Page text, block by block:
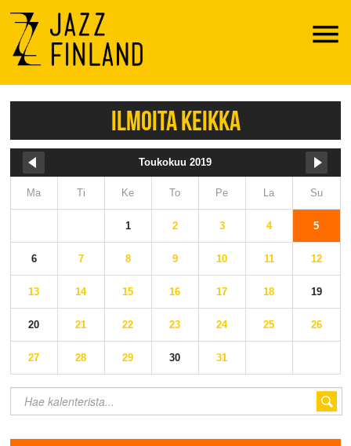
Menu
ILMOITA KEIKKA
Toukokuu 2019
Ma Ti Ke To Pe La Su
1 2 3 4 5
6 7 8 9 10 11 12
13 14 15 16 17 18 19
20 21 22 23 24 25 26
27 28 29 30 31